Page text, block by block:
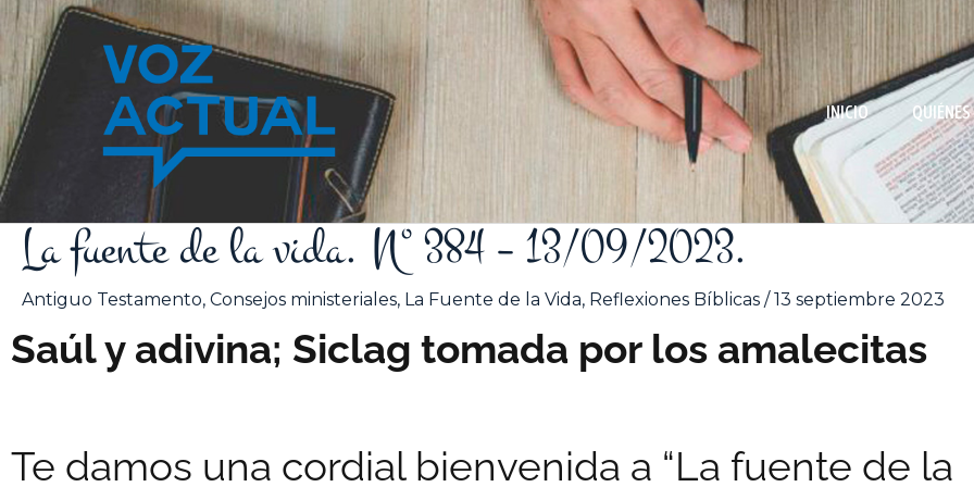
contenido
INICIO
La fuente de la vida. Nº 384 – 13/09/2023.
Antiguo Testamento, Consejos ministeriales, La Fuente de la Vida, Reflexiones Bíblicas /13 septiembre 2023
Saúl y adivina; Siclag tomada por los amalecitas
Te damos una cordial bienvenida a “La fuente de la